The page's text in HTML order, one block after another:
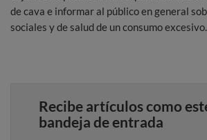
de cava e informar al público en general
sociales y de salud de un consumo excesivo.
Recibe artículos como
bandeja de entrada